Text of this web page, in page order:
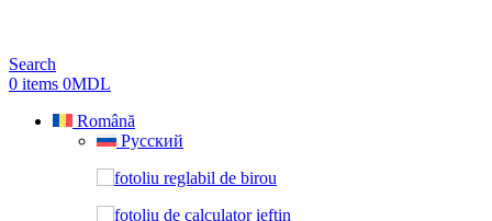
Search
0 items 0MDL
Română
Русский